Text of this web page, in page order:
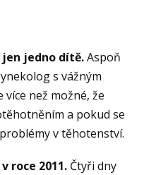
jen jedno dítě.Aspoň
s vážným
než možné, že
a pokud se
v těhotenství.
roce 2011. Čtyři dny